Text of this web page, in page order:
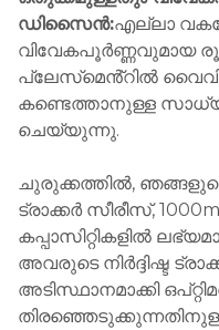
ഡിസൈൻ:എല്ലാ
വിവേകപൂർണ്ണവുമായ
പ്ലേസ്‌മെൻ്റിൽ
കണ്ടെത്താനുള്ള
ചെയ്യുന്നു.
ചുരുക്കത്തിൽ,
ട്രാക്കർ സീരീസ്,
കപ്പാസിറ്റികളിൽ
അവരുടെ നിർദ്ദിഷ്ട
അടിസ്ഥാനമാക്കി